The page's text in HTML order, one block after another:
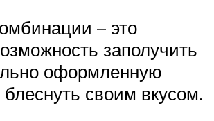
– это
заполучить
оформленную
своим вкусом.